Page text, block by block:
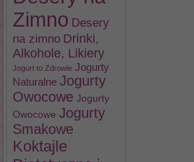
Zimno Desery
na zimno Drinki,
Alkohole, Likiery
Jogurt to Zdrowie Jogurty
Naturalne Jogurty
Owocowe Jogurty
Owocowe Jogurty
Smakowe
Koktajle